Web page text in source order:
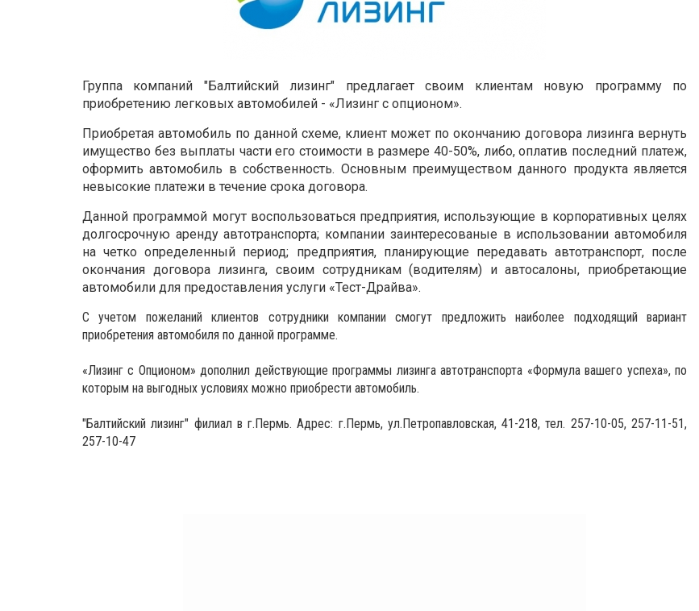
Группа компаний "Балтийский лизинг" предлагает своим клиентам новую программу по
приобретению легковых автомобилей - «Лизинг с опционом».
Приобретая автомобиль по данной схеме, клиент может по окончанию договора лизинга вернуть
имущество без выплаты части его стоимости в размере 40-50%, либо, оплатив последний платеж,
оформить автомобиль в собственность. Основным преимуществом данного продукта является
невысокие платежи в течение срока договора.
Данной программой могут воспользоваться предприятия, использующие в корпоративных целях
долгосрочную аренду автотранспорта; компании заинтересованые в использовании автомобиля
на четко определенный период; предприятия, планирующие передавать автотранспорт, после
окончания договора лизинга, своим сотрудникам (водителям) и автосалоны, приобретающие
автомобили для предоставления услуги «Тест-Драйва».
С учетом пожеланий клиентов сотрудники компании смогут предложить наиболее подходящий вариант
приобретения автомобиля по данной программе.
«Лизинг с Опционом» дополнил действующие программы лизинга автотранспорта «Формула вашего успеха», по
которым на выгодных условиях можно приобрести автомобиль.
"Балтийский лизинг" филиал в г.Пермь. Адрес: г.Пермь, ул.Петропавловская, 41-218, тел. 257-10-05, 257-11-51,
257-10-47